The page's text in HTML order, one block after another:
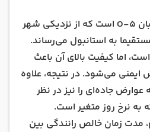
بهترین مسیر از طریق اتوبان O-5 است که از نزدیکی شهر
به استانبول می‌رساند.
اما کیفیت بالای آن باعث
می‌شود. در نتیجه، علاوه
عوارض جاده‌ای را نیز در نظر
به نرخ روز متغیر است.
مدت زمان خالص رانندگی بین